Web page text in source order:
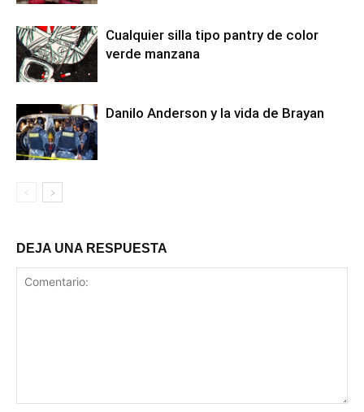
Cualquier silla tipo pantry de color
verde manzana
Danilo Anderson y la vida de Brayan
DEJA UNA RESPUESTA